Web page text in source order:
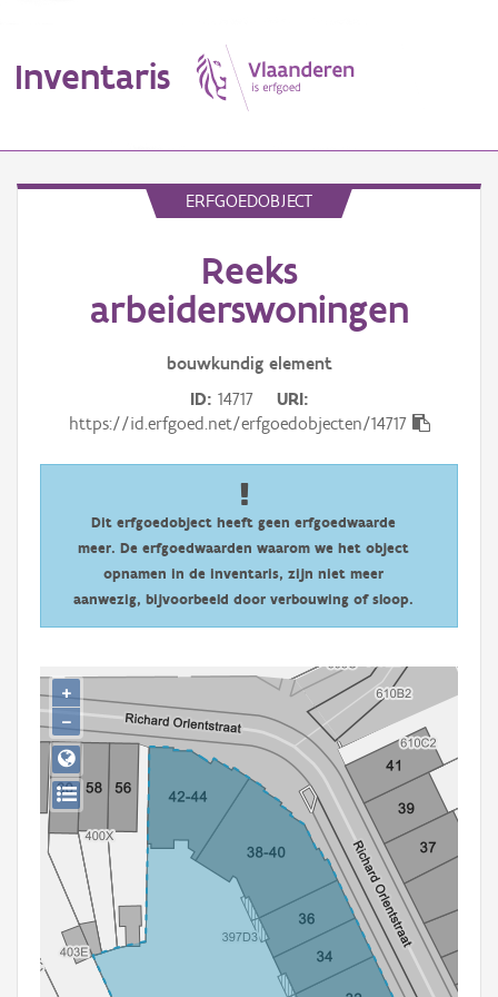
Inventaris
Aanduidingsobject
Gebeurtenis
Downloads
Hergebruik
ERFGOEDOBJECT
Reeks
arbeiderswoningen
bouwkundig element
ID 14717
URI
https://id.erfgoed.net/erfgoedobjecten/14717
Dit erfgoedobject heeft geen erfgoedwaarde
meer. De erfgoedwaarden waarom we het object
opnamen in de inventaris, zijn niet meer
aanwezig, bijvoorbeeld door verbouwing of sloop.
+
−